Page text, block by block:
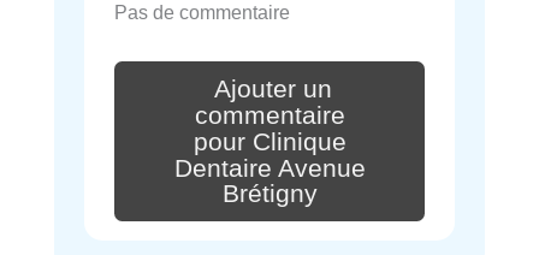
Pas de commentaire
Ajouter un
commentaire
pour Clinique
Dentaire Avenue
Brétigny